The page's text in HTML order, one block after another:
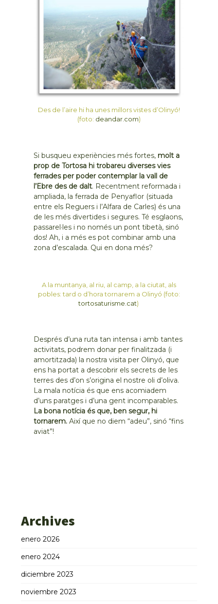
Des de l’aire hi ha unes millors vistes d’Olinyó!
(foto: deandar.com)
Si busqueu experiències més fortes, molt a
prop de Tortosa hi trobareu diverses vies
ferrades per poder contemplar la vall de
l’Ebre des de dalt. Recentment reformada i
ampliada, la ferrada de Penyaflor (situada
entre els Reguers i l’Alfara de Carles) és una
de les més divertides i segures. Té esglaons,
passarel·les i no només un pont tibetà, sinó
dos! Ah, i a més es pot combinar amb una
zona d’escalada. Qui en dona més?
A la muntanya, al riu, al camp, a la ciutat, als
pobles: tard o d’hora tornarem a Olinyó (foto:
tortosaturisme.cat)
Després d’una ruta tan intensa i amb tantes
activitats, podrem donar per finalitzada (i
amortitzada) la nostra visita per Olinyó, que
ens ha portat a descobrir els secrets de les
terres des d’on s’origina el nostre oli d’oliva.
La mala notícia és que ens acomiadem
d’uns paratges i d’una gent incomparables.
La bona notícia és que, ben segur, hi
tornarem. Així que no diem “adeu”, sinó “fins
aviat”!
Archives
enero 2026
enero 2024
diciembre 2023
noviembre 2023